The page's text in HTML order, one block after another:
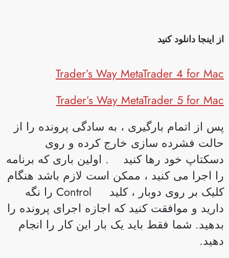
اینجا دانلود کنید
Trader’s Way MetaTrader 4 for
Trader’s Way MetaTrader 5 for
از اتمام بارگیری ، به سادگی پرونده را از
فشرده سازی خارج کرده و روی
خود رها کنید . اولین باری که برنامه
اجرا می کنید ، ممکن است لازم باشد هنگام
کلیک بر روی دوبار ، کلید Control را نگه
و موافقت کنید که اجازه اجرای پرونده را
شما فقط باید یک بار این کار را انجام